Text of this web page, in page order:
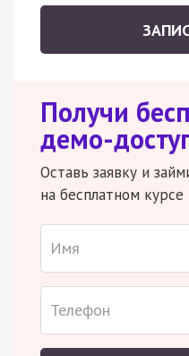
Получи
демо-
Оставь заявку и
на бесплатном